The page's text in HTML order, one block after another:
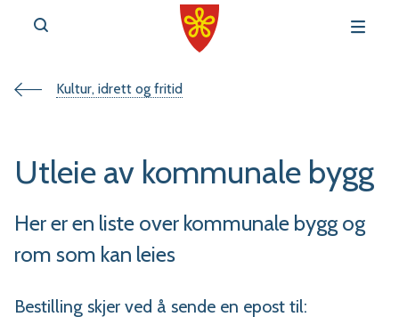
Du
her:
Kultur, idrett og fritid
Utleie av kommunale bygg
Her er en liste over kommunale bygg og
rom som kan leies
Bestilling skjer ved å sende en epost til: